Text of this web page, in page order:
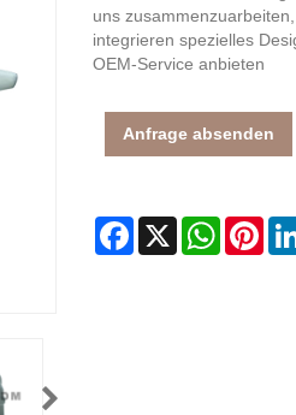
uns
integrieren spezielles
OEM-Service anbieten
Anfrage absenden
Facebook
X WhatsApp